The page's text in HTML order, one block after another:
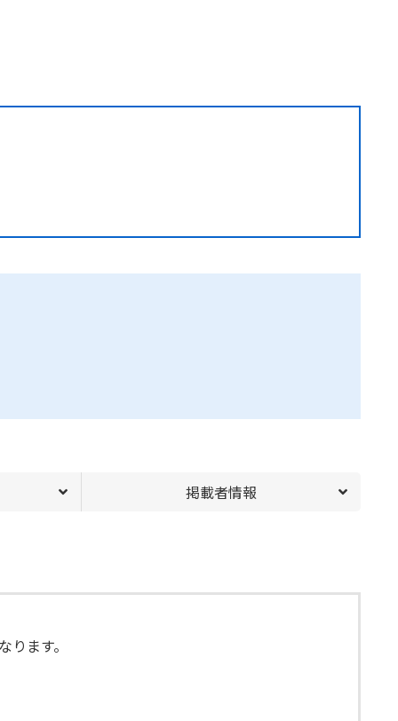
掲載者情報
ます。